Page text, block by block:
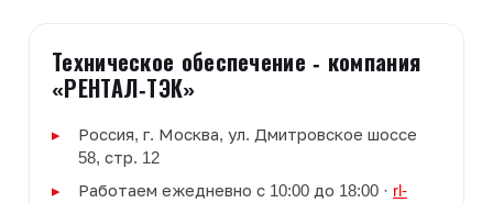
Техническое обеспечение - компания
«РЕНТАЛ-ТЭК»
Россия, г. Москва, ул. Дмитровское шоссе
58, стр. 12
Работаем ежедневно с 10:00 до 18:00 · rl-